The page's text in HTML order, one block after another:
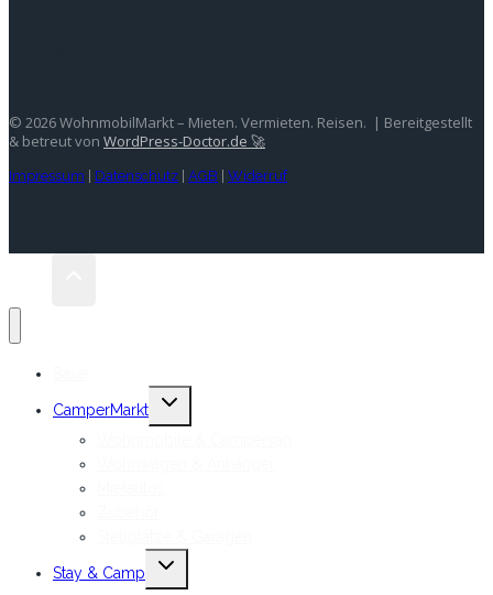
© 2026 WohnmobilMarkt – Mieten. Vermieten. Reisen. | Bereitgestellt
& betreut von WordPress-Doctor.de 🚀
Impressum Datenschutz AGB Widerruf
CamperMarkt
Untermenü
umschalten
Stay & Camp
Untermenü